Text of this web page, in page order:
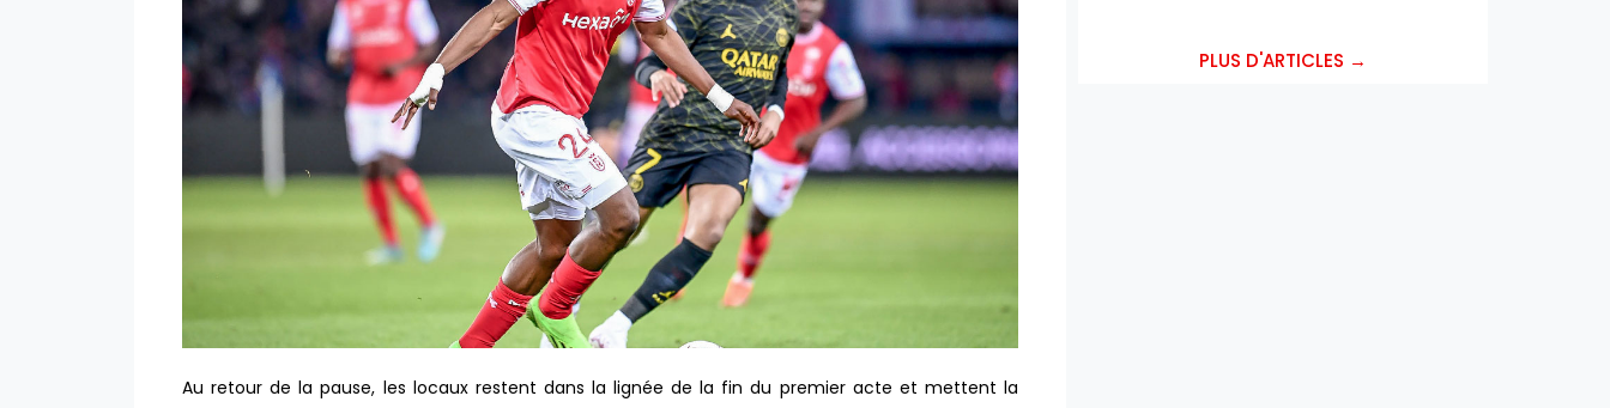
Au retour de la pause, les locaux restent dans la lignée de la fin du premier acte et mettent la
PLUS D'ARTICLES →